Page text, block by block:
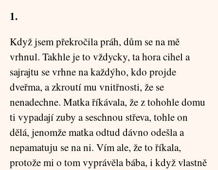
1.
Když jsem překročila práh, dům se na mě
vrhnul. Takhle je to vždycky, ta hora cihel a
sajrajtu se vrhne na každýho, kdo projde
dveřma, a zkroutí mu vnitřnosti, že se
nenadechne. Matka říkávala, že z tohohle domu
ti vypadají zuby a seschnou střeva, tohle on
dělá, jenomže matka odtud dávno odešla a
nepamatuju se na ni. Vím ale, že to říkala,
protože mi o tom vyprávěla bába, i když vlastně